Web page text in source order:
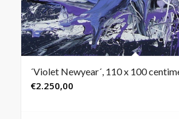
´Violet Newyear´, 110 x 100
€2.250,00